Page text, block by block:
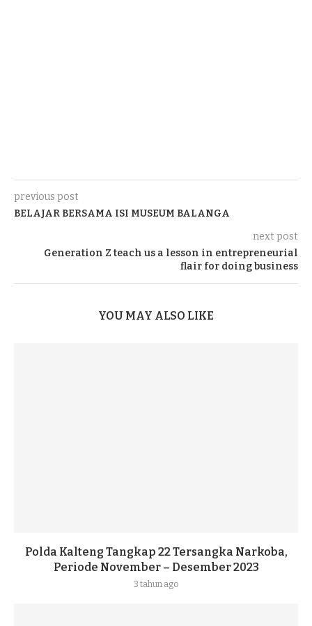
previous post
BELAJAR BERSAMA ISI MUSEUM BALANGA
next post
Generation Z teach us a lesson in entrepreneurial
flair for doing business
YOU MAY ALSO LIKE
Polda Kalteng Tangkap 22 Tersangka Narkoba,
Periode November – Desember 2023
3 tahun ago